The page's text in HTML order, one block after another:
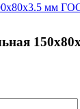
мм